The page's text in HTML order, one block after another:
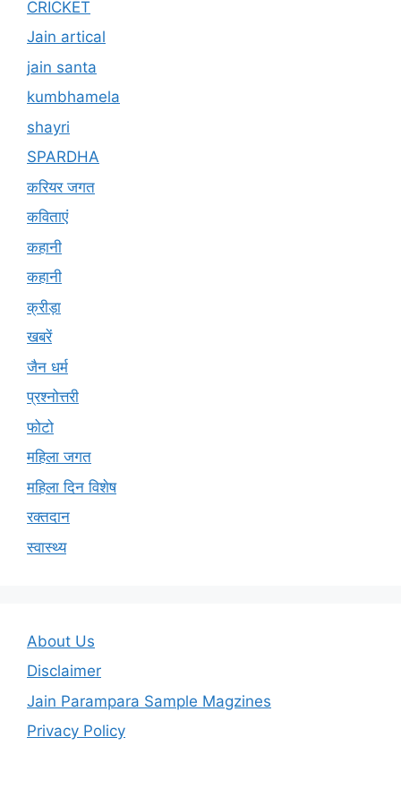
CRICKET
Jain artical
jain santa
kumbhamela
shayri
SPARDHA
करियर जगत
कविताएं
कहानी
कहानी
क्रीड़ा
खबरें
जैन धर्म
प्रश्नोत्तरी
फोटो
महिला जगत
महिला दिन विशेष
रक्तदान
स्वास्थ्य
About Us
Disclaimer
Jain Parampara Sample Magzines
Privacy Policy